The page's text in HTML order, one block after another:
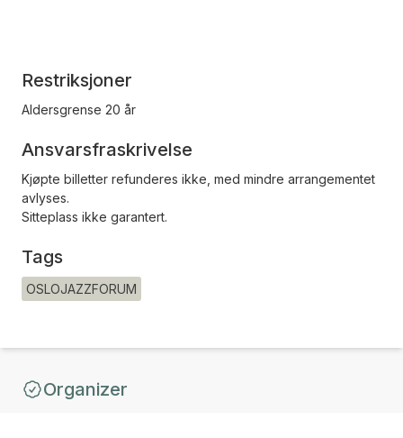
Restriksjoner
Aldersgrense 20 år
Ansvarsfraskrivelse
Kjøpte billetter refunderes ikke, med mindre arrangementet
avlyses.
Sitteplass ikke garantert.
Tags
OSLOJAZZFORUM
Organizer